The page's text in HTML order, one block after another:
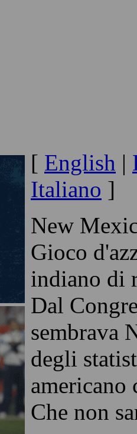
[ English |
Italiano ]
New
Gioco
indiano di
Dal
sembrava
degli
Che non